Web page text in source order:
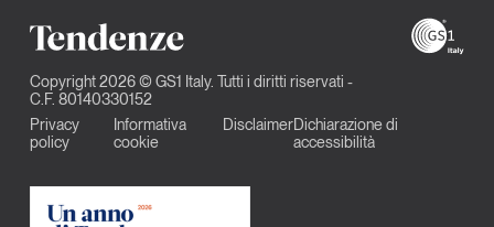
Copyright 2026 © GS1 Italy. Tutti i diritti riservati -
C.F. 80140330152
Privacy
policy
Informativa
cookie
DisclaimerDichiarazione di
accessibilità